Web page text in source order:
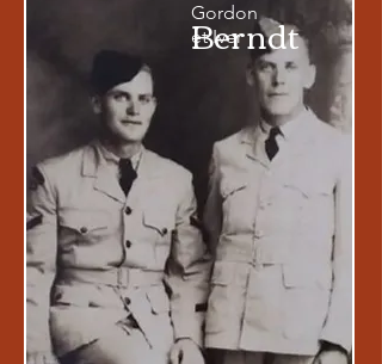
Gordon
et Iver
Berndt